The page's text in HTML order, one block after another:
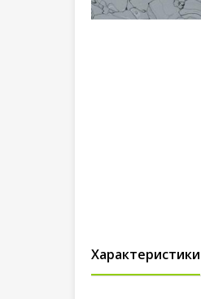
Характеристики